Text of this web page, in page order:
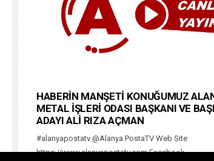
HABERİN MANŞETİ KONUĞUMUZ
METAL İŞLERİ ODASI BAŞKANI VE
ADAYI ALİ RIZA AÇMAN
#alanyapostatv @Alanya PostaTV Web Site
https://www.alanyapostatv.com Facebook